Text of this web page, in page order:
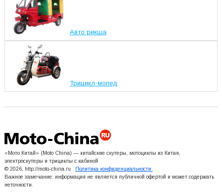
Авто рикша
Трицикл-мопед
«Мото Китай» (Moto China) — китайские скутеры, мотоциклы из Китая,
электроскутеры и трициклы с кабиной
© 2026, http://moto-china.ru
Политика конфиденциальности.
Важное замечание: информация не является публичной офертой и может содержать
неточности.